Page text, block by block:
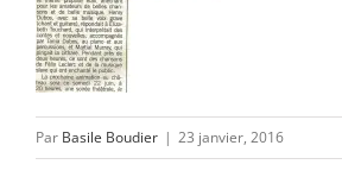
CONTACT/ACCÈS
Par Basile Boudier | 23 janvier, 2016